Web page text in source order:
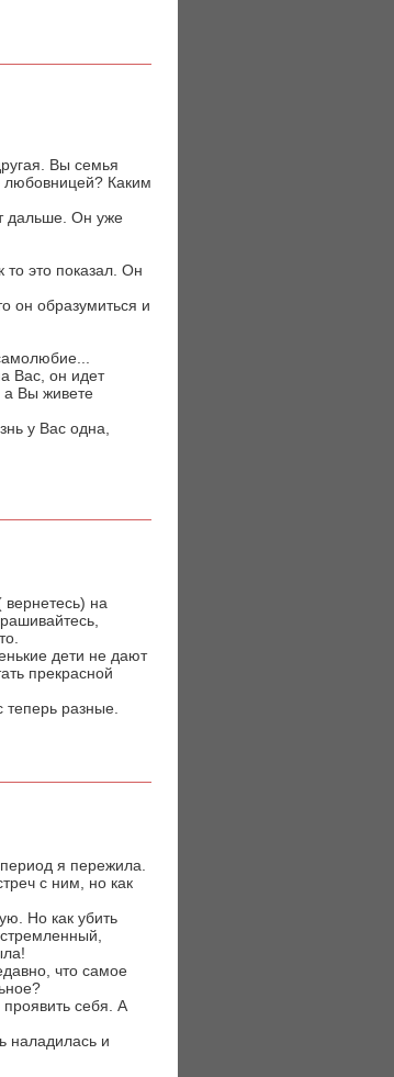
Вы семья
любовницей? Каким
дальше. Он уже
то это показал. Он
он образумиться и
Вас, он идет
а Вы живете
у Вас одна,
на
дети не дают
прекрасной
разные.
я пережила.
с ним, но как
Но как убить
что самое
себя. А
наладилась и